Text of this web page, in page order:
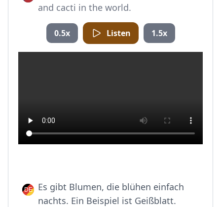
and cacti in the world.
0.5x Listen 1.5x
Es gibt Blumen, die blühen einfach
nachts. Ein Beispiel ist Geißblatt.